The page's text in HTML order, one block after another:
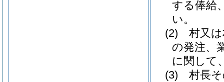
する俸給
い。
(2)
村又
の発注、
に関して
(3)
村長